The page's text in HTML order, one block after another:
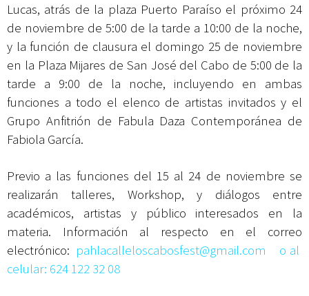
Lucas, atrás de la plaza Puerto Paraíso el próximo 24
de noviembre de 5:00 de la tarde a 10:00 de la noche,
y la función de clausura el domingo 25 de noviembre
en la Plaza Mijares de San José del Cabo de 5:00 de la
tarde a 9:00 de la noche, incluyendo en ambas
funciones a todo el elenco de artistas invitados y el
Grupo Anfitrión de Fabula Daza Contemporánea de
Fabiola García.
Previo a las funciones del 15 al 24 de noviembre se
realizarán talleres, Workshop, y diálogos entre
académicos, artistas y público interesados en la
materia. Información al respecto en el correo
electrónico: pahlacalleloscabosfest@gmail.com o al
celular: 624 122 32 08